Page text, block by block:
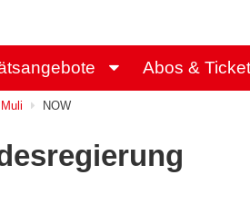
Abos &
Muli NOW